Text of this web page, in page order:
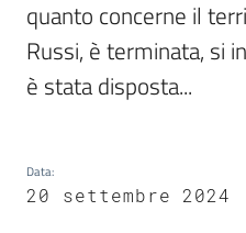
Segnalazioni
Tutti
gli
quanto concerne il
Russi, è terminata, si
è stata disposta...
Data:
20 settembre 2024